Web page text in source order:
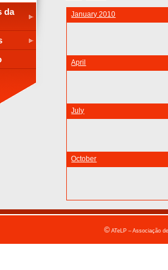
da
January 2010
April
July
October
© ATeLP – Associação